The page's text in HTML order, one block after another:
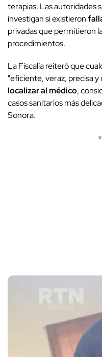
terapias. Las autoridades
investigan si existieron
privadas que permitieron
procedimientos.
La Fiscalía reiteró que
"eficiente, veraz, precisa
localizar al médico,
casos sanitarios más
Sonora.